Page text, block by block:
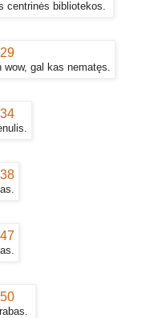
centrinės bibliotekos.
wow, gal kas nematęs.